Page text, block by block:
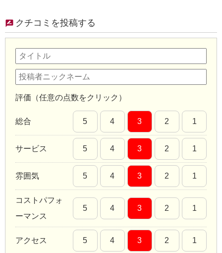
クチコミを投稿する
評価（任意の点数をクリック）
総合 5 4 3 2 1
サービス 5 4 3 2 1
雰囲気 5 4 3 2 1
コストパフォ
ーマンス
5 4 3 2 1
アクセス 5 4 3 2 1